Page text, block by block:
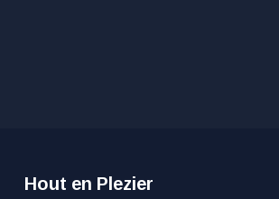
Hout en Plezier